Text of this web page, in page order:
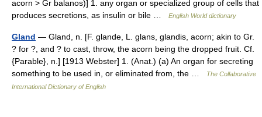
acorn > Gr balanos)] 1. any organ or specialized group of cells that
produces secretions, as insulin or bile …
English World dictionary
Gland — Gland, n. [F. glande, L. glans, glandis, acorn; akin to Gr.
? for ?, and ? to cast, throw, the acorn being the dropped fruit. Cf.
{Parable}, n.] [1913 Webster] 1. (Anat.) (a) An organ for secreting
something to be used in, or eliminated from, the …
The Collaborative
International Dictionary of English